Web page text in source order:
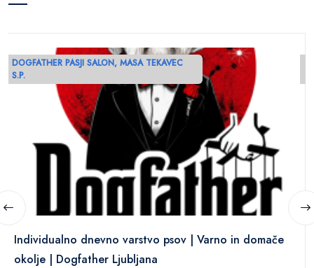
DOGFATHER PASJI SALON, MASA TEKAVEC
S.P.
Individualno dnevno varstvo psov | Varno in domače
okolje | Dogfather Ljubljana